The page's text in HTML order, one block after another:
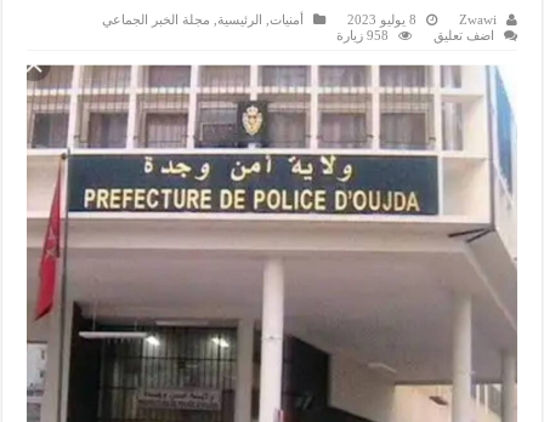
Zwawi 8 يوليو 2023 أمنيات الرئيسية
مجلة الخبر الجماعي
اضف تعليق
958 زيارة